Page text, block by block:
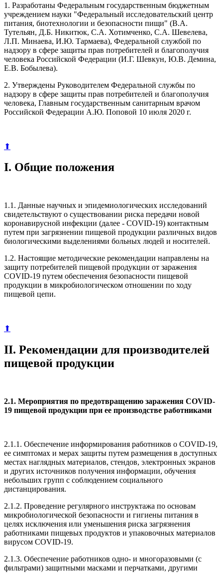
1. Разработаны Федеральным государственным бюджетным
учреждением науки "Федеральный исследовательский центр
питания, биотехнологии и безопасности пищи" (В.А.
Тутельян, Д.Б. Никитюк, С.А. Хотимченко, С.А. Шевелева,
Л.П. Минаева, И.Ю. Тармаева), Федеральной службой по
надзору в сфере защиты прав потребителей и благополучия
человека Российской Федерации (И.Г. Шевкун, Ю.В. Демина,
Е.В. Бобылева).
2. Утверждены Руководителем Федеральной службы по
надзору в сфере защиты прав потребителей и благополучия
человека, Главным государственным санитарным врачом
Российской Федерации А.Ю. Поповой 10 июля 2020 г.
⬆
I. Общие положения
1.1. Данные научных и эпидемиологических исследований
свидетельствуют о существовании риска передачи новой
коронавирусной инфекции (далее - COVID-19) контактным
путем при загрязнении пищевой продукции различных видов
биологическими выделениями больных людей и носителей.
1.2. Настоящие методические рекомендации направлены на
защиту потребителей пищевой продукции от заражения
COVID-19 путем обеспечения безопасности пищевой
продукции в микробиологическом отношении по ходу
пищевой цепи.
⬆
II. Рекомендации для производителей
пищевой продукции
2.1. Мероприятия по предотвращению заражения COVID-
19 пищевой продукции при ее производстве работниками
2.1.1. Обеспечение информирования работников о COVID-19,
ее симптомах и мерах защиты путем размещения в доступных
местах наглядных материалов, стендов, электронных экранов
и других источников получения информации, обучения
небольших групп с соблюдением социального
дистанцирования.
2.1.2. Проведение регулярного инструктажа по основам
микробиологической безопасности и гигиены питания в
целях исключения или уменьшения риска загрязнения
работниками пищевых продуктов и упаковочных материалов
вирусом COVID-19.
2.1.3. Обеспечение работников одно- и многоразовыми (с
фильтрами) защитными масками и перчатками, другими